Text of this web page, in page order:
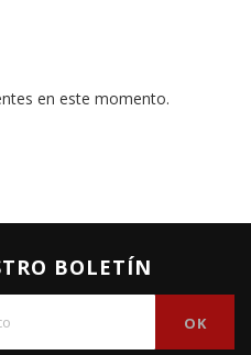
en este momento.
BOLETÍN